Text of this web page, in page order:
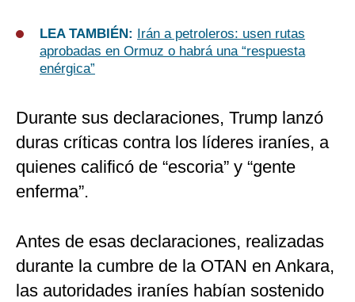
LEA TAMBIÉN:
Irán a petroleros: usen rutas
aprobadas en Ormuz o habrá una “respuesta
enérgica”
Durante sus declaraciones, Trump lanzó
duras críticas contra los líderes iraníes, a
quienes calificó de “escoria” y “gente
enferma”.
Antes de esas declaraciones, realizadas
durante la cumbre de la OTAN en Ankara,
las autoridades iraníes habían sostenido